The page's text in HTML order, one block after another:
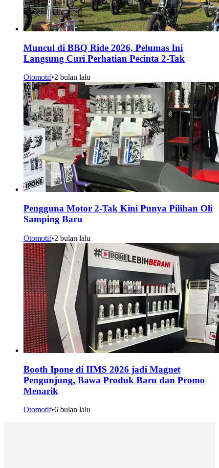
Muncul di BBQ Ride 2026, Pelumas Ini
Langsung Curi Perhatian Pecinta 2-Tak
Otomotif•2 bulan lalu
Pengguna Motor 2-Tak Kini Punya Pilihan Oli
Samping Baru
Otomotif•2 bulan lalu
Booth Ipone di IIMS 2026 jadi Magnet
Pengunjung, Bawa Produk Baru dan Promo
Menarik
Otomotif•6 bulan lalu